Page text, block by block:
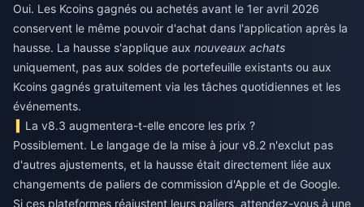
Oui. Les Kcoins gagnés ou achetés avant le 1er avril 2026
conservent le même pouvoir d'achat dans l'application après la
hausse. La hausse s'applique aux nouveaux achats
uniquement, pas aux soldes de portefeuille existants ou aux
Kcoins gagnés gratuitement via les tâches quotidiennes et les
événements.
La v8.3 augmentera-t-elle encore les prix ?
Possiblement. Le langage de la mise à jour v8.2 n'exclut pas
d'autres ajustements, et la hausse était directement liée aux
changements de paliers de commission d'Apple et de Google.
Si ces plateformes réajustent leurs paliers, attendez-vous à une